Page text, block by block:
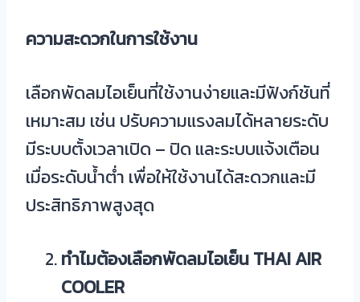
ความสะดวกในการใช้งาน
เลือกพัดลมไอเย็นที่ใช้งานง่ายและมีฟังก์ชันที่
เหมาะสม เช่น ปรับความแรงลมได้หลายระดับ
มีระบบตั้งเวลาเปิด – ปิด และระบบแจ้งเตือน
เมื่อระดับน้ำต่ำ เพื่อให้ใช้งานได้สะดวกและมี
ประสิทธิภาพสูงสุด
ทำไมต้องเลือกพัดลมไอเย็นTHAI AIR
COOLER